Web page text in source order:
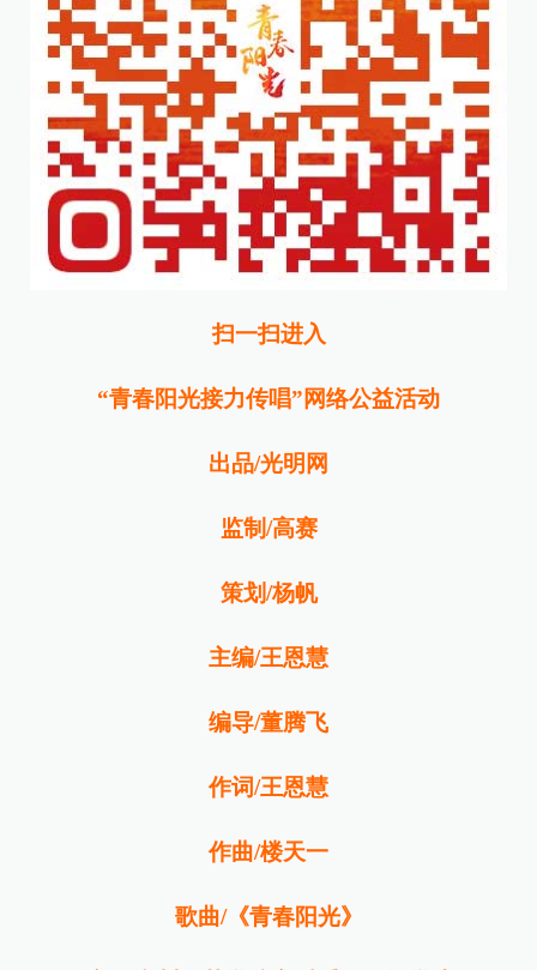
扫一扫进入
“青春阳光接力传唱”网络公益活动
出品/光明网
监制/高赛
策划/杨帆
主编/王恩慧
编导/董腾飞
作词/王恩慧
作曲/楼天一
歌曲/《青春阳光》